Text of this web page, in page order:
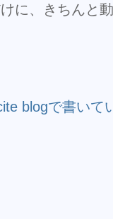
に、きちんと
blogで書いて